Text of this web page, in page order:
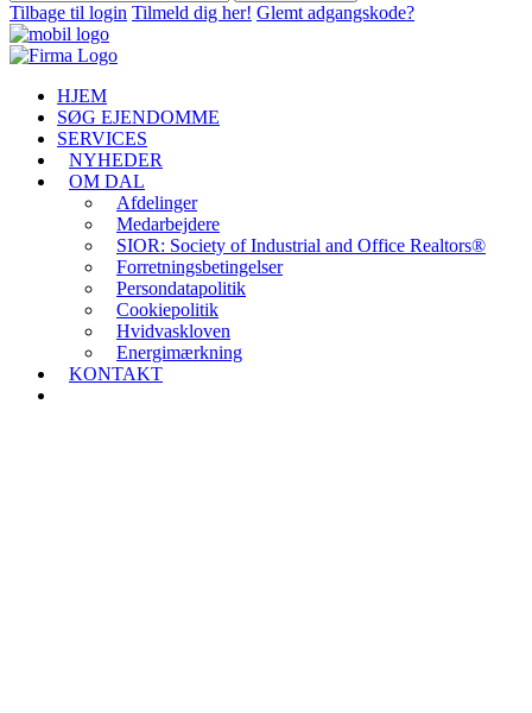
Tilbage til login Tilmeld dig her! Glemt adgangskode?
HJEM
SØG EJENDOMME
SERVICES
NYHEDER
OM DAL
Afdelinger
Medarbejdere
SIOR: Society of Industrial and Office Realtors®
Forretningsbetingelser
Persondatapolitik
Cookiepolitik
Hvidvaskloven
Energimærkning
KONTAKT